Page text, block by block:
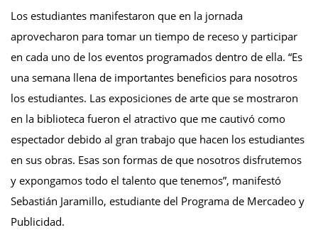
Los estudiantes manifestaron que en la jornada
aprovecharon para tomar un tiempo de receso y participar
en cada uno de los eventos programados dentro de ella. “Es
una semana llena de importantes beneficios para nosotros
los estudiantes. Las exposiciones de arte que se mostraron
en la biblioteca fueron el atractivo que me cautivó como
espectador debido al gran trabajo que hacen los estudiantes
en sus obras. Esas son formas de que nosotros disfrutemos
y expongamos todo el talento que tenemos”, manifestó
Sebastián Jaramillo, estudiante del Programa de Mercadeo y
Publicidad.